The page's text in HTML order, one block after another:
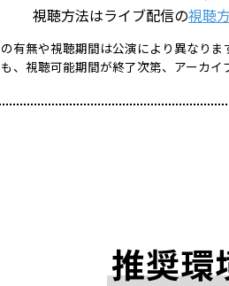
視聴方法はライブ配信の視聴
有無や視聴期間は公演により異なりま
、視聴可能期間が終了次第、アーカイ
推奨環